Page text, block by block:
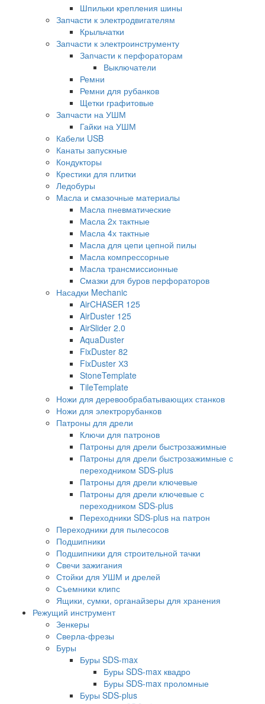
Шпильки крепления шины
Запчасти к электродвигателям
Крыльчатки
Запчасти к электроинструменту
Запчасти к перфораторам
Выключатели
Ремни
Ремни для рубанков
Щетки графитовые
Запчасти на УШМ
Гайки на УШМ
Кабели USB
Канаты запускные
Кондукторы
Крестики для плитки
Ледобуры
Масла и смазочные материалы
Масла пневматические
Масла 2х тактные
Масла 4х тактные
Масла для цепи цепной пилы
Масла компрессорные
Масла трансмиссионные
Смазки для буров перфораторов
Насадки Mechanic
AirCHASER 125
AirDuster 125
AirSlider 2.0
AquaDuster
FixDuster 82
FixDuster Х3
StoneTemplate
TileTemplate
Ножи для деревообрабатывающих станков
Ножи для электрорубанков
Патроны для дрели
Ключи для патронов
Патроны для дрели быстрозажимные
Патроны для дрели быстрозажимные с
переходником SDS-plus
Патроны для дрели ключевые
Патроны для дрели ключевые с
переходником SDS-plus
Переходники SDS-plus на патрон
Переходники для пылесосов
Подшипники
Подшипники для строительной тачки
Свечи зажигания
Стойки для УШМ и дрелей
Съемники клипс
Ящики, сумки, органайзеры для хранения
Режущий инструмент
Зенкеры
Сверла-фрезы
Буры
Буры SDS-max
Буры SDS-max квадро
Буры SDS-max проломные
Буры SDS-plus